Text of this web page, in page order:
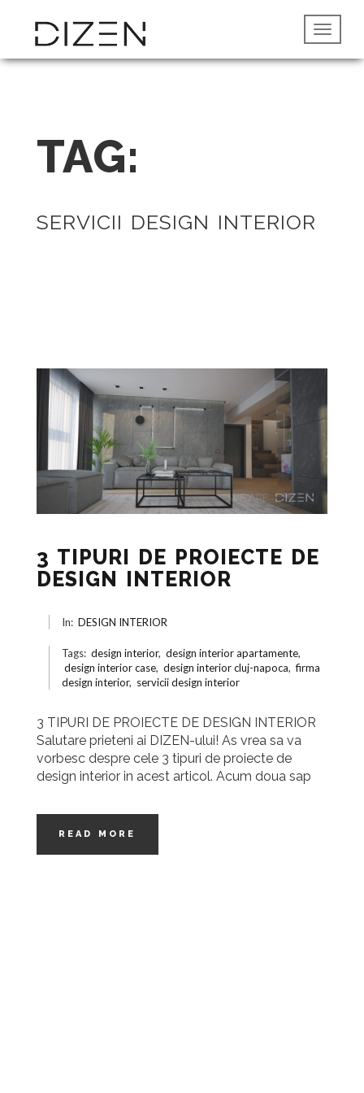
TAG:
SERVICII DESIGN INTERIOR
3 TIPURI DE PROIECTE DE
DESIGN INTERIOR
In: DESIGN INTERIOR
Tags: design interior, design interior apartamente,
design interior case, design interior cluj-napoca, firma
design interior, servicii design interior
3 TIPURI DE PROIECTE DE DESIGN INTERIOR
Salutare prieteni ai DIZEN-ului! As vrea sa va
vorbesc despre cele 3 tipuri de proiecte de
design interior in acest articol. Acum doua sap
READ MORE